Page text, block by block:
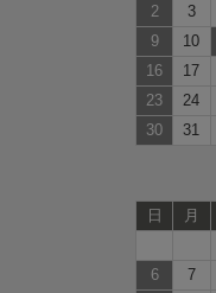
2
3
9
10
16
17
23
24
30
31
日 月
6
7